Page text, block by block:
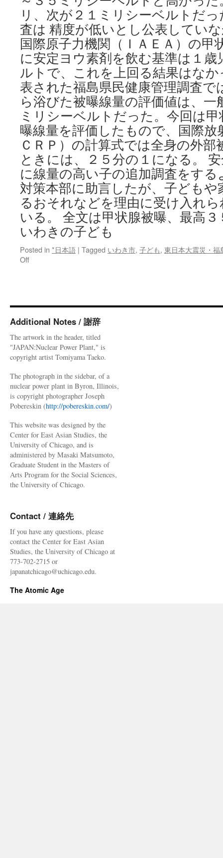
リ、次が２１ミリシーベルトだ
査は 精度が低いとし公表してい
国際原子力機関（ＩＡＥＡ）の甲
に安定ヨウ素剤を飲む基準は１
ルトで、これを上回る結果はな
表された福島県民健康管理調査で
ら浴びた被曝線量の評価値は、一
ミリシーベルトだった。今回は
曝線量を評価したもので、国際放
ＣＲＰ）の計算式では全身の外
ときには、２５分の１になる。
に線量の高い子の追加調査をす
対策本部に助言したが、子ども
るおそれなどを理由に受け入れ
いる。 全文は甲状腺被曝、最高
いわきの子ども
Posted in *日本語 | Tagged いわき市, 子ども, 東日本大震災・福
Offon
曝、
最
３
５
ミ
シ
ー
ベ
ル
い
わ
き
の
子
ど
も
日
新
聞
Additional Notes / 謝辞
The artwork in the header, titled
"JAPAN:Nuclear Power Plant," is
copyright artist Tomiyama Taeko.
The photograph in the sidebar, of a
nuclear power plant in Byron, Illinois,
is copyright photographer Joseph
Pobereskin (http://pobereskin.com/)
This website was designed by the
Center for East Asian Studies, the
University of Chicago, and is
administered by Masaki Matsumoto,
Graduate Student in the Masters of
Arts Program for the Social Sciences,
the University of Chicago.
Contact / 連絡先
If you have any questions, please
contact the Center for East Asian
Studies, the University of Chicago at
773-702-2715 or
japanatchicago@uchicago.edu.
The Atomic Age